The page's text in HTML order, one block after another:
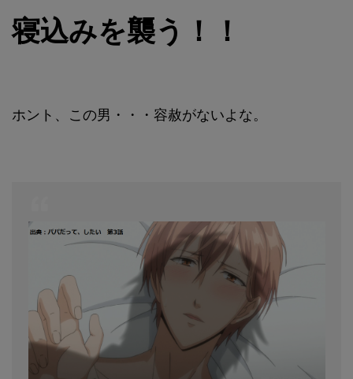
寝込みを襲う！！
ホント、この男・・・容赦がないよな。